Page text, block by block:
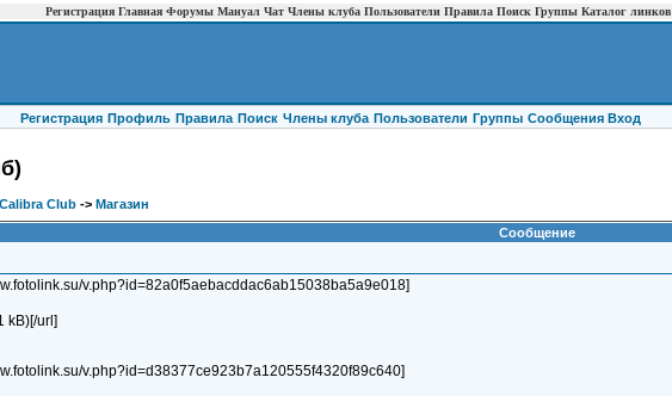
Регистрация Главная Форумы Мануал Чат Члены клуба Пользователи Правила Поиск Группы Каталог линков
Регистрация Профиль Правила Поиск Члены клуба Пользователи Группы Cообщения Вход
Club-> Магазин
Сообщение
v.php?id=82a0f5aebacddac6ab15038ba5a9e018]
kB)[/url]
v.php?id=d38377ce923b7a120555f4320f89c640]